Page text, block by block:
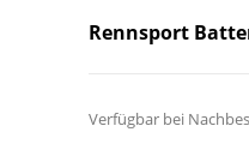
Rennsport
Verfügbar bei